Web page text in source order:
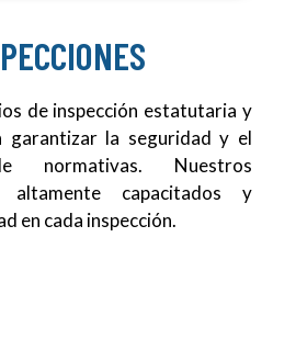
de inspección estatutaria y
garantizar la seguridad y el
normativas. Nuestros
altamente capacitados y
en cada inspección.